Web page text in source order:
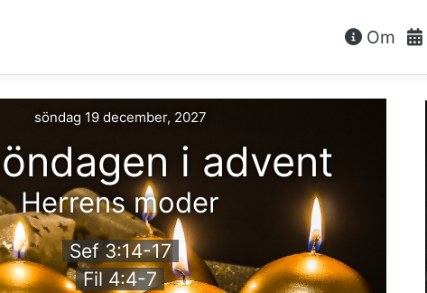
Om
söndag 19 december, 2027
i advent
Herrens moder
Sef 3:14-17
Fil 4:4-7